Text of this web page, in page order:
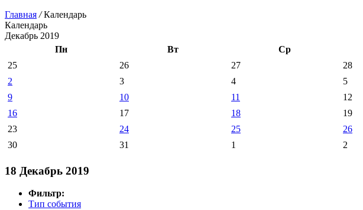
Главная /Календарь
Календарь
Декабрь 2019
Пн
Вт Ср
25
26 27 28
2
3 4 5
9
10 11 12
16
17 18 19
23
24 25 26
30
31 1 2
18 Декабрь 2019
Фильтр:
Тип события